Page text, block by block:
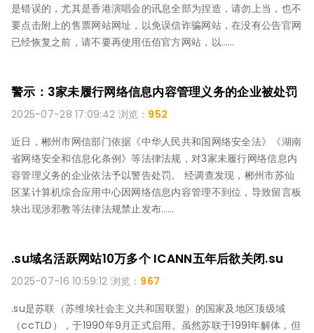
是错误的，尤其是香港演唱会的讯息全部为捏造，请勿上当，也不
要点击附上的售票网站网址，以免误信诈骗网站，在没有公告官网
已经恢复之前，请不要再使用伍佰官方网站，以……
警示：3家未履行网络信息内容管理义务的企业被处罚
2025-07-28 17:09:42 浏览： 952
近日，郴州市网信部门依据《中华人民共和国网络安全法》《湖南
省网络安全和信息化条例》等法律法规，对3家未履行网络信息内
容管理义务的企业依法予以警告处罚。 经调查发现，郴州市苏仙
区某计算机综合应用中心因网络信息内容管理不到位，导致留言板
块出现涉邪教等法律法规禁止发布……
.su域名活跃网站10万多个 ICANN五年后欲关闭.su
2025-07-16 10:59:12 浏览： 967
.su是苏联（苏维埃社会主义共和国联盟）的国家及地区顶级域
（ccTLD），于1990年9月正式启用。虽然苏联于1991年解体，但